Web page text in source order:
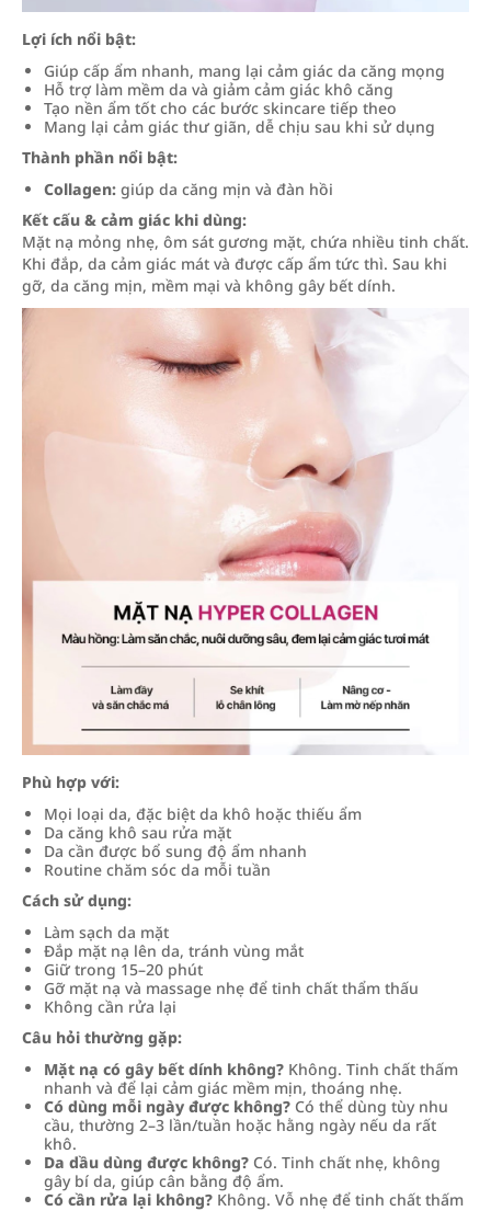
Lợi ích nổi bật:
Giúp cấp ẩm nhanh, mang lại cảm giác da căng mọng
Hỗ trợ làm mềm da và giảm cảm giác khô căng
Tạo nền ẩm tốt cho các bước skincare tiếp theo
Mang lại cảm giác thư giãn, dễ chịu sau khi sử dụng
Thành phần nổi bật:
Collagen: giúp da căng mịn và đàn hồi
Kết cấu & cảm giác khi dùng:
Mặt nạ mỏng nhẹ, ôm sát gương mặt, chứa nhiều tinh chất.
Khi đắp, da cảm giác mát và được cấp ẩm tức thì. Sau khi
gỡ, da căng mịn, mềm mại và không gây bết dính.
Phù hợp với:
Mọi loại da, đặc biệt da khô hoặc thiếu ẩm
Da căng khô sau rửa mặt
Da cần được bổ sung độ ẩm nhanh
Routine chăm sóc da mỗi tuần
Cách sử dụng:
Làm sạch da mặt
Đắp mặt nạ lên da, tránh vùng mắt
Giữ trong 15–20 phút
Gỡ mặt nạ và massage nhẹ để tinh chất thẩm thấu
Không cần rửa lại
Câu hỏi thường gặp:
Mặt nạ có gây bết dính không? Không. Tinh chất thấm
nhanh và để lại cảm giác mềm mịn, thoáng nhẹ.
Có dùng mỗi ngày được không? Có thể dùng tùy nhu
cầu, thường 2–3 lần/tuần hoặc hằng ngày nếu da rất
khô.
Da dầu dùng được không? Có. Tinh chất nhẹ, không
gây bí da, giúp cân bằng độ ẩm.
Có cần rửa lại không? Không. Vỗ nhẹ để tinh chất thấm